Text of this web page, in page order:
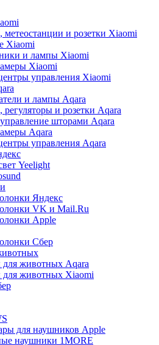
метеостанции и розетки Xiaomi
Xiaomi
и лампы Xiaomi
Xiaomi
управления Xiaomi
и лампы Aqara
регуляторы и розетки Aqara
шторами Aqara
Aqara
управления Aqara
Yeelight
Яндекс
VK и Mail.Ru
Apple
Сбер
животных Aqara
для животных Xiaomi
для наушников Apple
наушники 1MORE